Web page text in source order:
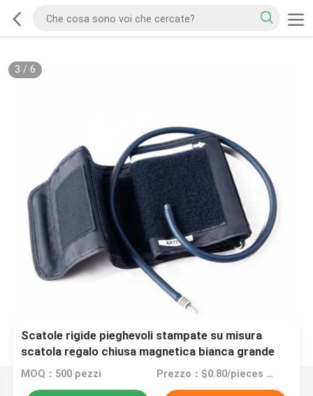
3 / 6
Scatole rigide pieghevoli stampate su misura
scatola regalo chiusa magnetica bianca grande
con manico di trasporto
MOQ：500 pezzi Prezzo：$0.80/pieces 500-4999 pieces